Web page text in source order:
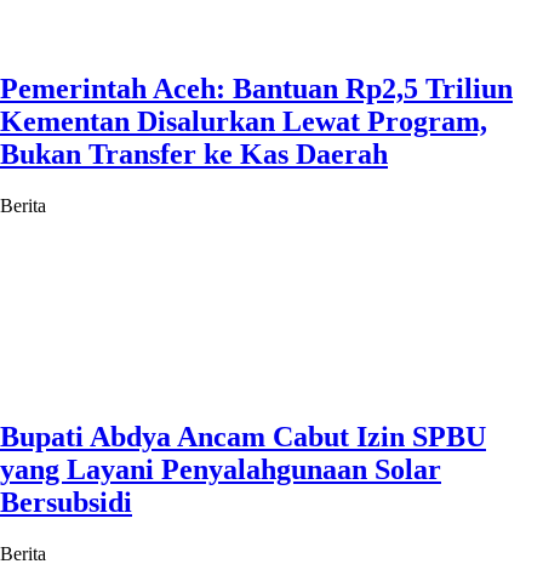
Pemerintah Aceh: Bantuan Rp2,5 Triliun
Kementan Disalurkan Lewat Program,
Bukan Transfer ke Kas Daerah
Berita
Bupati Abdya Ancam Cabut Izin SPBU
yang Layani Penyalahgunaan Solar
Bersubsidi
Berita